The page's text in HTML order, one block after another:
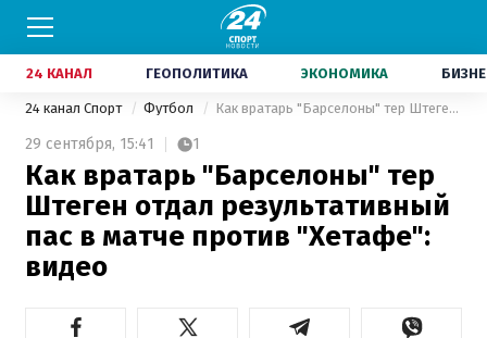
24 КАНАЛ ГЕОПОЛИТИКА ЭКОНОМИКА
24 канал Спорт Футбол Как вратарь "Барселоны" тер Штеген отдал результативный пас в матче против "Хетафе": видео
29 сентября, 15:41 1
Как вратарь "Барселоны" тер
Штеген отдал результативный
пас в матче против "Хетафе":
видео